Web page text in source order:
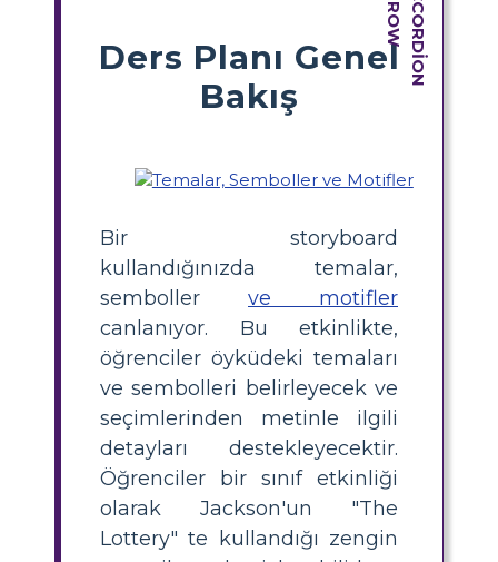
Ders Planı Genel
Bakış
Bir storyboard
kullandığınızda temalar,
semboller ve motifler
canlanıyor. Bu etkinlikte,
öğrenciler öyküdeki temaları
ve sembolleri belirleyecek ve
seçimlerinden metinle ilgili
detayları destekleyecektir.
Öğrenciler bir sınıf etkinliği
olarak Jackson'un "The
Lottery" te kullandığı zengin